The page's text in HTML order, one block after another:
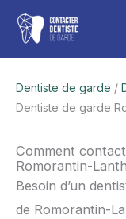
Aller
contenu
Dentiste de garde /
Dentiste de garde
Comment
Romorantin-
Besoin d’un
de Romorantin-